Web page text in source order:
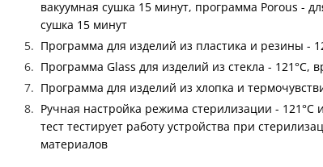
вакуумная сушка 15 минут, программа Porous -
сушка 15 минут
Программа для изделий из пластика и резины -
Программа Glass для изделий из стекла - 121°С,
Программа для изделий из хлопка и
Ручная настройка режима стерилизации - 121°С
тест тестирует работу устройства при
материалов